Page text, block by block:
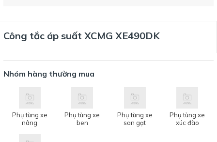
Công tắc áp suất XCMG XE490DK
Nhóm hàng thường mua
Phụ tùng xe
nâng
Phụ tùng xe
ben
Phụ tùng xe
san gạt
Phụ tùng xe
xúc đào